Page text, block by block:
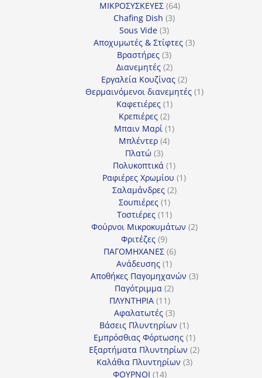
ΜΙΚΡΟΣΥΣΚΕΥΕΣ 6464
Chafing Dish 33
Sous Vide 33
προϊόντα
Αποχυμωτές & Στίφτες 33
Βραστήρες 33
προϊόντα
Διανεμητές 22
προϊόντα
Εργαλεία Κουζίνας 22
προϊόντα
Θερμαινόμενοι διανεμητές 11
Καφετιέρες 11
προϊόν
Κρεπιέρες 22
προϊόντα
Μπαιν Μαρί 11
Μπλέντερ 44
Πλατώ 33
προϊόντα
Πολυκοπτικά 11
προϊόν
Ραφιέρες Χρωμίου 11
Σαλαμάνδρες 22
Σουπιέρες 11
προϊόν
Τοστιέρες 1111
προϊόντα
Φούρνοι Μικροκυμάτων 22
Φριτέζες 99
προϊόντα
ΠΑΓΟΜΗΧΑΝΕΣ 66
Ανάδευσης 11
προϊόν
Αποθήκες Παγομηχανών 33
Παγότριμμα 22
ΠΛΥΝΤΗΡΙΑ 1111
προϊόντα
Αφαλατωτές 33
προϊόντα
Βάσεις Πλυντηρίων 11
προϊόν
Εμπρόσθιας Φόρτωσης 11
προϊόν
Εξαρτήματα Πλυντηρίων 22
Καλάθια Πλυντηρίων 33
ΦΟΥΡΝΟΙ 1414